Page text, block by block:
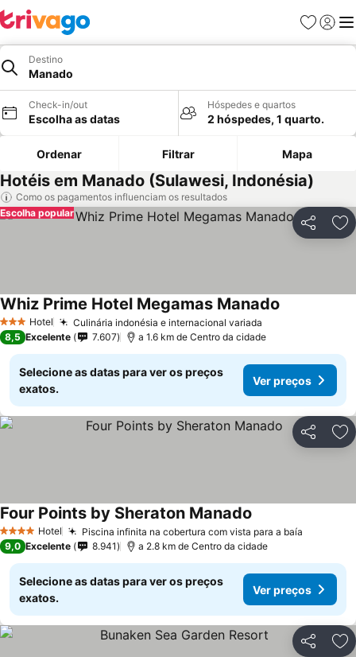
Favoritos
Iniciar
Destino
Manado
Check-in/out
Escolha as datas
Hóspedes e quartos
2 hóspedes, 1 quarto.
Ordenar Filtrar Mapa
Hotéis em Manado (Sulawesi, Indonésia)
Como os pagamentos influenciam os resultados
Partilhar
Escolha popular
3 EstrelasHotel Culinária indonésia e internacional variada
Whiz Prime Hotel Megamas Manado
8,5 Excelente 7.607 a 1.6 km de Centro da cidade
Selecione as datas para ver os preços
exatos.
Ver preços
Partilhar
4 EstrelasHotel Piscina infinita na cobertura com vista para a baía
Four Points by Sheraton Manado
9,0 Excelente 8.941 a 2.8 km de Centro da cidade
Selecione as datas para ver os preços
exatos.
Ver preços
Partilhar